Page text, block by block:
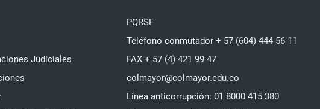
Judiciales
PQRSF
Teléfono conmutador + 57 (604) 444 56 11
FAX + 57 (4) 421 99 47
colmayor@colmayor.edu.co
Línea anticorrupción: 01 8000 415 380